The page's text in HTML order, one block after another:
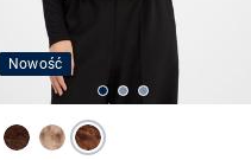
Nowość